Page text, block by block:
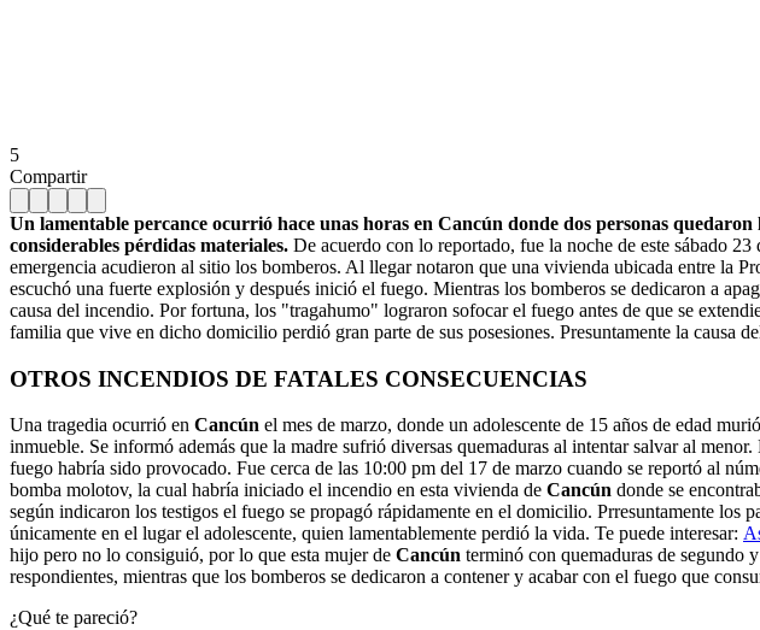
5
Compartir
Un lamentable percance ocurrió hace unas horas en Cancún donde dos personas
considerables pérdidas materiales. De acuerdo con lo reportado, fue la noche de este sábado
emergencia acudieron al sitio los bomberos. Al llegar notaron que una vivienda ubicada entre la
escuchó una fuerte explosión y después inició el fuego. Mientras los bomberos se dedicaron a
causa del incendio. Por fortuna, los "tragahumo" lograron sofocar el fuego antes de que se
familia que vive en dicho domicilio perdió gran parte de sus posesiones. Presuntamente la causa
OTROS INCENDIOS DE FATALES CONSECUENCIAS
Una tragedia ocurrió en Cancún el mes de marzo, donde un adolescente de 15 años de edad
inmueble. Se informó además que la madre sufrió diversas quemaduras al intentar salvar al
fuego habría sido provocado. Fue cerca de las 10:00 pm del 17 de marzo cuando se reportó al
bomba molotov, la cual habría iniciado el incendio en esta vivienda de Cancún donde se
según indicaron los testigos el fuego se propagó rápidamente en el domicilio. Prresuntamente los
únicamente en el lugar el adolescente, quien lamentablemente perdió la vida. Te puede interesar:
hijo pero no lo consiguió, por lo que esta mujer de Cancún terminó con quemaduras de segundo
respondientes, mientras que los bomberos se dedicaron a contener y acabar con el fuego que
¿Qué te pareció?